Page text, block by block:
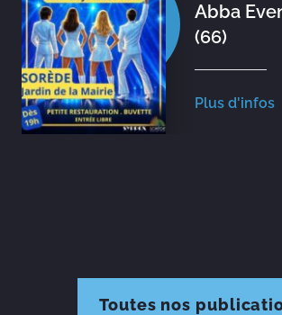
Abba
(66)
Plus d'infos
Toutes nos